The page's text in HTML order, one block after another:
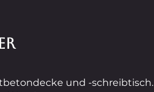
und -schreibtisch.